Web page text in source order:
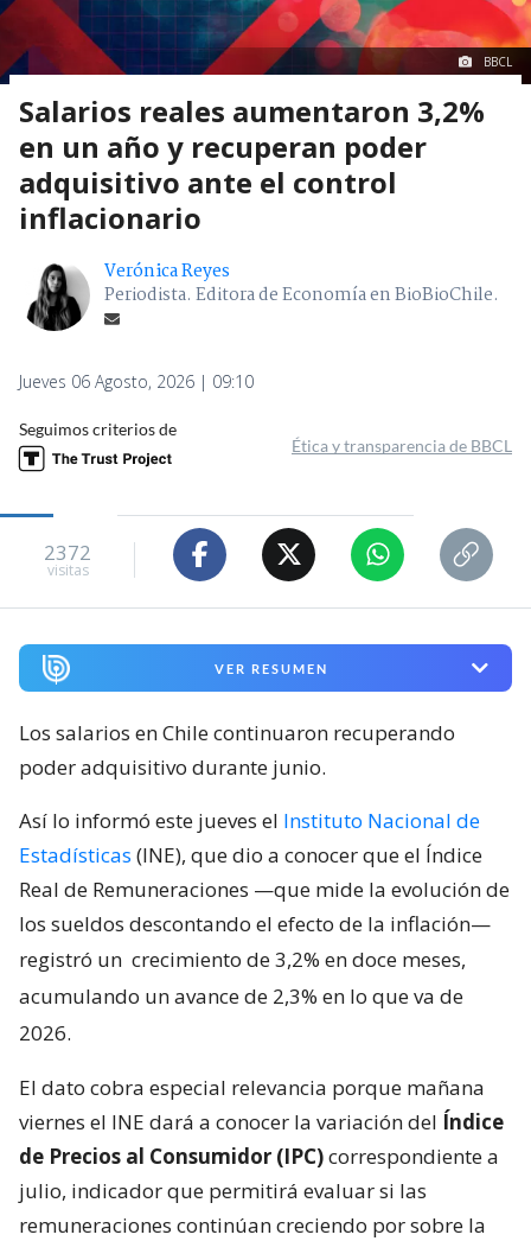
BBCL
Salarios reales aumentaron 3,2%
en un año y recuperan poder
adquisitivo ante el control
inflacionario
Verónica Reyes
Periodista. Editora de Economía en BioBioChile.
Jueves 06 Agosto, 2026 | 09:10
Seguimos criterios de
Ética y transparencia de BBCL
2372
visitas
VER RESUMEN
Los salarios en Chile continuaron recuperando
poder adquisitivo durante junio.
Así lo informó este jueves el Instituto Nacional de
Estadísticas (INE), que dio a conocer que el Índice
Real de Remuneraciones —que mide la evolución de
los sueldos descontando el efecto de la inflación—
registró un crecimiento de 3,2% en doce meses,
acumulando un avance de 2,3% en lo que va de
2026.
El dato cobra especial relevancia porque mañana
viernes el INE dará a conocer la variación del Índice
de Precios al Consumidor (IPC)correspondiente a
julio, indicador que permitirá evaluar si las
remuneraciones continúan creciendo por sobre la